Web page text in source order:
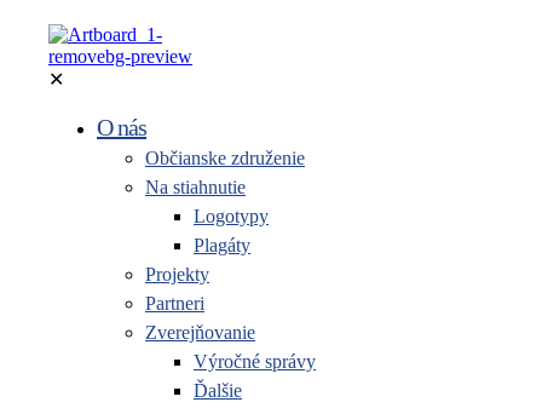
✕
O nás
Občianske združenie
Na stiahnutie
Logotypy
Plagáty
Projekty
Partneri
Zverejňovanie
Výročné správy
Ďalšie